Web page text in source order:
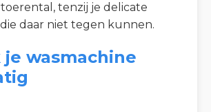
tenzij je delicate
daar niet tegen kunnen.
wasmachine